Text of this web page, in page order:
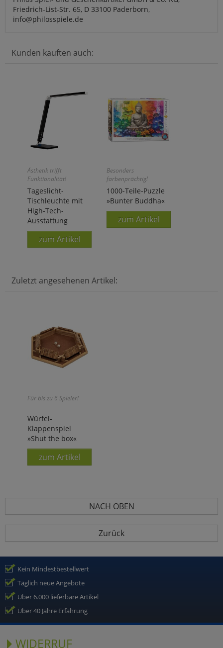
Friedrich-List-Str. 65, D 33100 Paderborn,
info@philosspiele.de
Kunden kauften auch:
Ästhetik trifft
Funktionalität!
Tageslicht-
Tischleuchte mit
High-Tech-
Ausstattung
zum Artikel
Besonders
farbenprächtig!
1000-Teile-Puzzle
»Bunter Buddha«
zum Artikel
Zuletzt angesehenen Artikel:
Für bis zu 6 Spieler!
Würfel-
Klappenspiel
»Shut the box«
zum Artikel
NACH OBEN
Zurück
Kein Mindestbestellwert
Täglich neue Angebote
Über 6.000 lieferbare Artikel
Über 40 Jahre Erfahrung
WIDERRUF